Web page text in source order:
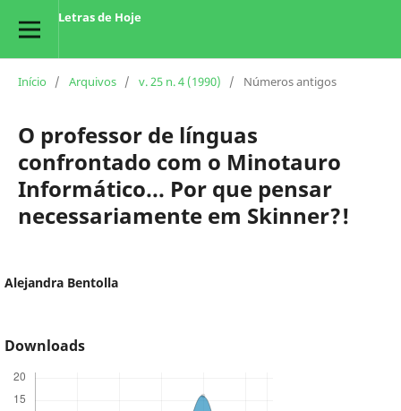
Letras de Hoje
Início / Arquivos / v. 25 n. 4 (1990) / Números antigos
O professor de línguas
confrontado com o Minotauro
Informático... Por que pensar
necessariamente em Skinner?!
Alejandra Bentolla
Downloads